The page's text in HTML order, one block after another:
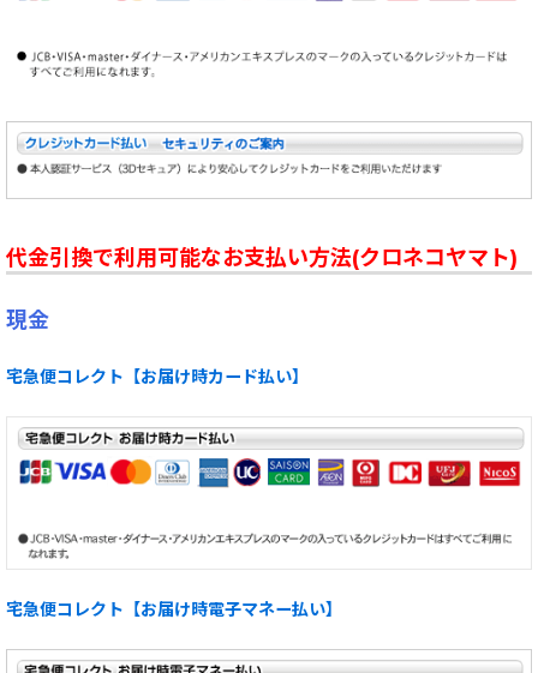
代金引換で利用可能なお支払い方法(クロネコヤマト)
現金
宅急便コレクト【お届け時カード払い】
宅急便コレクト【お届け時電子マネー払い】